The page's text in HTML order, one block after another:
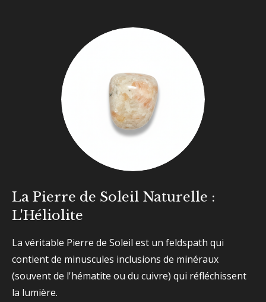
La Pierre de Soleil Naturelle :
L'Héliolite
La véritable Pierre de Soleil est un feldspath qui
contient de minuscules inclusions de minéraux
(souvent de l'hématite ou du cuivre) qui réfléchissent
la lumière.